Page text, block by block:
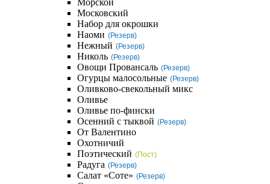
Морской
Московский
Набор для окрошки
Наоми (Резерв)
Нежный (Резерв)
Николь (Резерв)
Овощи Провансаль (Резерв)
Огурцы малосольные (Резерв)
Оливково-свекольный микс
Оливье
Оливье по-фински
Осенний с тыквой (Резерв)
От Валентино
Охотничий
Поэтический (Пост)
Радуга (Резерв)
Салат «Соте» (Резерв)